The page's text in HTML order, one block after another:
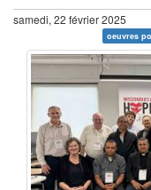
samedi, 22 février 2025
oeuvres